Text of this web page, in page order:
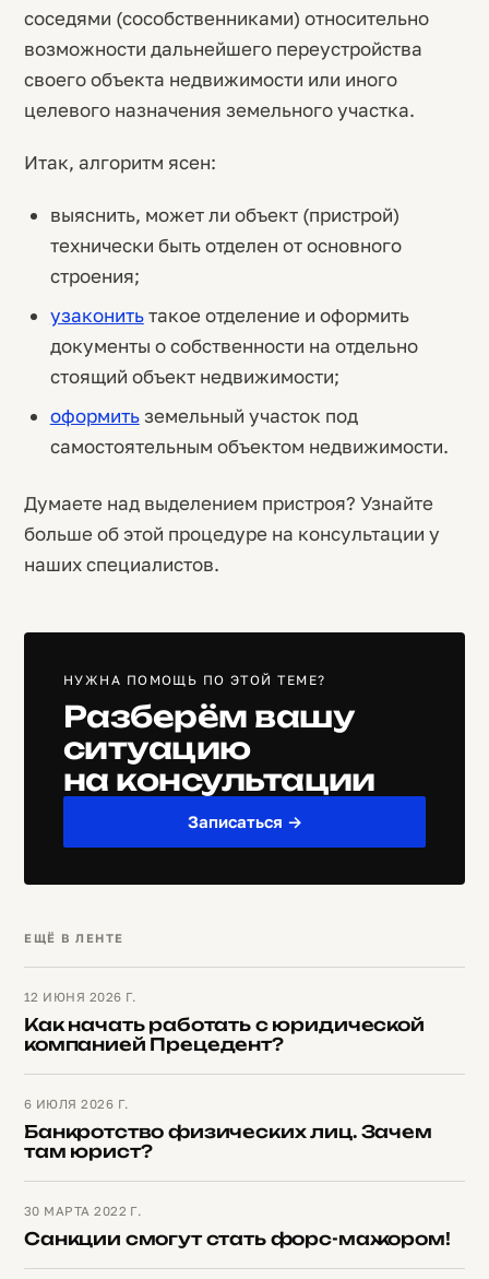
соседями (сособственниками) относительно
возможности дальнейшего переустройства
своего объекта недвижимости или иного
целевого назначения земельного участка.
Итак, алгоритм ясен:
выяснить, может ли объект (пристрой)
технически быть отделен от основного
строения;
узаконитьтакое отделение и оформить
документы о собственности на отдельно
стоящий объект недвижимости;
оформитьземельный участок под
самостоятельным объектом недвижимости.
Думаете над выделением пристроя? Узнайте
больше об этой процедуре на консультации у
наших специалистов.
НУЖНА ПОМОЩЬ ПО ЭТОЙ ТЕМЕ?
Разберём вашу
ситуацию
на консультации
Записаться →
ЕЩЁ В ЛЕНТЕ
12 ИЮНЯ 2026 Г.
Как начать работать с юридической
компанией Прецедент?
6 ИЮЛЯ 2026 Г.
Банкротство физических лиц. Зачем
там юрист?
30 МАРТА 2022 Г.
Санкции смогут стать форс-мажором!